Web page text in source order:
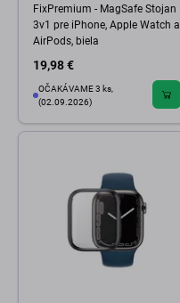
FixPremium - MagSafe Stojan
3v1 pre iPhone, Apple Watch a
AirPods, biela
19,98 €
OČAKÁVAME 3 ks,
(02.09.2026)